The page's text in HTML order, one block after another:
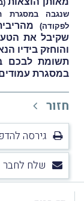
שנגבה במסגרת
לפקודה)
והוחזק בידיו
תשומת לבכם
במסגרת עמודים 27-24 לפסק-
חזור
גירסה
שלח לחבר